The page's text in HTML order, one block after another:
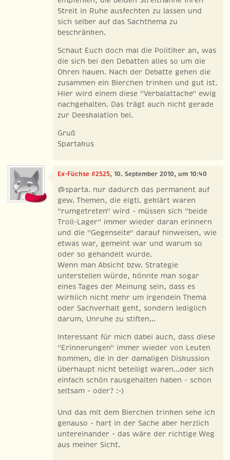
Streit in Ruhe ausfechten zu lassen und
sich selber auf das Sachthema zu
beschränken.
Schaut Euch doch mal die Politiker an, was
die sich bei den Debatten alles so um die
Ohren hauen. Nach der Debatte gehen die
zusammen ein Bierchen trinken und gut ist.
Hier wird einem diese "Verbalattacke" ewig
nachgehalten. Das trägt auch nicht gerade
zur Deeskalation bei.
Gruß
Spartakus
Ex-Füchse #2525, 10. September 2010, um 10:40
@sparta. nur dadurch das permanent auf
gew. Themen, die eigtl. geklärt waren
"rumgetreten" wird - müssen sich "beide
Troll-Lager" immer wieder daran erinnern
und die "Gegenseite" darauf hinweisen, wie
etwas war, gemeint war und warum so
oder so gehandelt wurde.
Wenn man Absicht bzw. Strategie
unterstellen würde, könnte man sogar
eines Tages der Meinung sein, dass es
wirklich nicht mehr um irgendein Thema
oder Sachverhalt geht, sondern lediglich
darum, Unruhe zu stiften...
Interessant für mich dabei auch, dass diese
"Erinnerungen" immer wieder von Leuten
kommen, die in der damaligen Diskussion
überhaupt nicht beteiligt waren...oder sich
einfach schön rausgehalten haben - schon
seltsam - oder? :-)
Und das mit dem Bierchen trinken sehe ich
genauso - hart in der Sache aber herzlich
untereinander - das wäre der richtige Weg
aus meiner Sicht.